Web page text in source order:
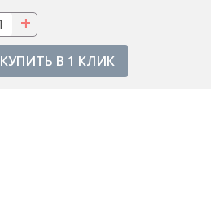
+
КУПИТЬ В 1 КЛИК